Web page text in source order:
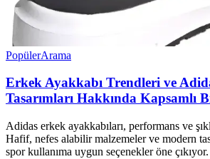
PopülerArama
Erkek Ayakkabı Trendleri ve
Tasarımları Hakkında Kapsamlı
Adidas erkek ayakkabıları, performans ve
Hafif, nefes alabilir malzemeler ve modern
spor kullanıma uygun seçenekler öne çıkıyor.